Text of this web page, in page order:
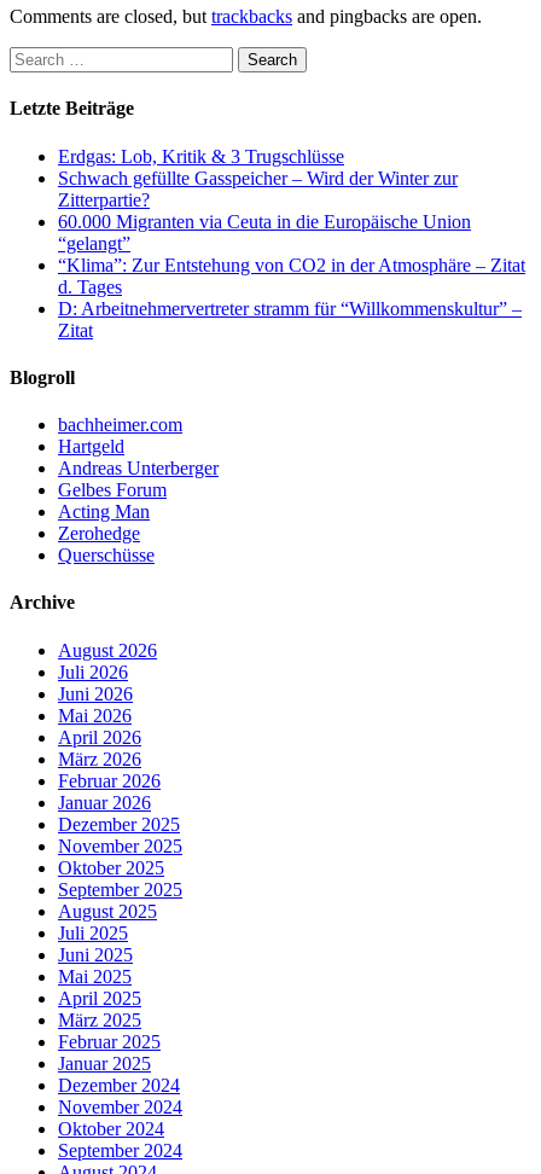
Comments are closed, but trackbacks and pingbacks are open.
Letzte Beiträge
Erdgas: Lob, Kritik & 3 Trugschlüsse
Schwach gefüllte Gasspeicher – Wird der Winter zur
Zitterpartie?
60.000 Migranten via Ceuta in die Europäische Union
“gelangt”
“Klima”: Zur Entstehung von CO2 in der Atmosphäre – Zitat
d. Tages
D: Arbeitnehmervertreter stramm für “Willkommenskultur” –
Zitat
Blogroll
bachheimer.com
Hartgeld
Andreas Unterberger
Gelbes Forum
Acting Man
Zerohedge
Querschüsse
Archive
August 2026
Juli 2026
Juni 2026
Mai 2026
April 2026
März 2026
Februar 2026
Januar 2026
Dezember 2025
November 2025
Oktober 2025
September 2025
August 2025
Juli 2025
Juni 2025
Mai 2025
April 2025
März 2025
Februar 2025
Januar 2025
Dezember 2024
November 2024
Oktober 2024
September 2024